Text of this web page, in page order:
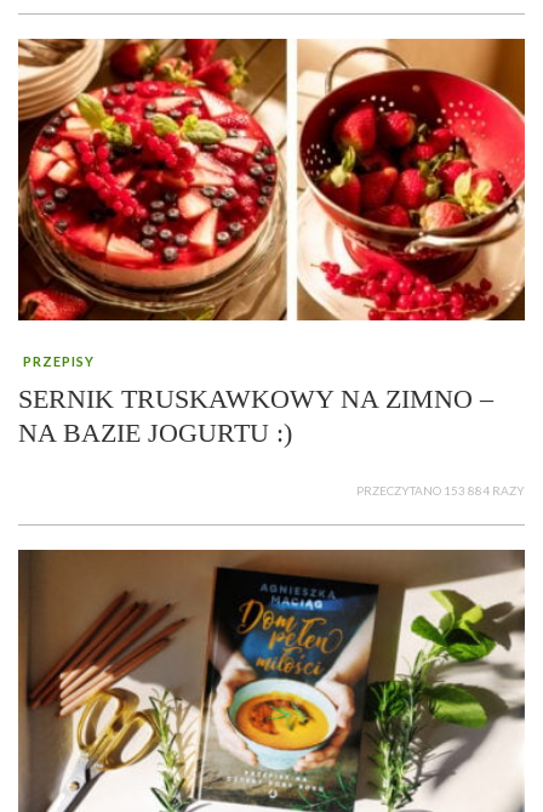
PRZEPISY
SERNIK TRUSKAWKOWY NA ZIMNO –
NA BAZIE JOGURTU :)
PRZECZYTANO 153 884 RAZY